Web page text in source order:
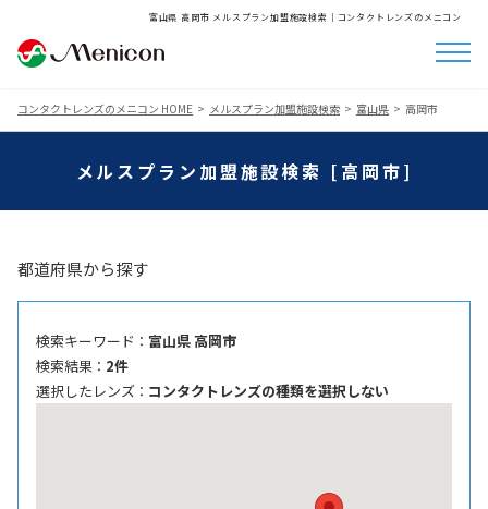
富山県 高岡市 メルスプラン加盟施設検索│コンタクトレンズのメニコン
コンタクトレンズのメニコン HOME メルスプラン加盟施設検索 富山県 高岡市
メルスプラン加盟施設検索 [高岡市]
都道府県から探す
検索キーワード ： 富山県 高岡市
検索結果 ： 2件
選択したレンズ ： コンタクトレンズの種類を選択しない